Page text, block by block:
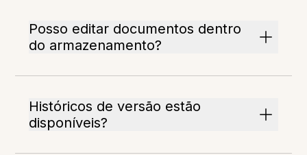
Posso editar documentos dentro
do armazenamento?
Históricos de versão estão
disponíveis?